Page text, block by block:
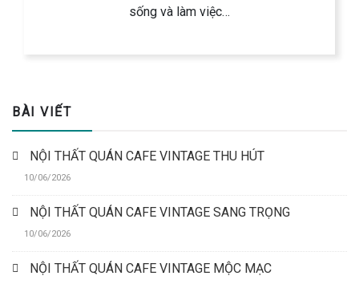
sống và làm việc…
BÀI VIẾT
NỘI THẤT QUÁN CAFE VINTAGE THU HÚT
10/06/2026
NỘI THẤT QUÁN CAFE VINTAGE SANG TRỌNG
10/06/2026
NỘI THẤT QUÁN CAFE VINTAGE MỘC MẠC